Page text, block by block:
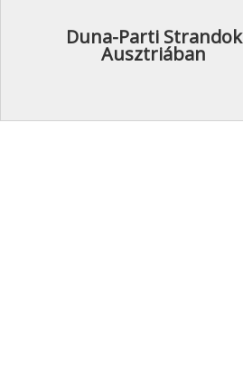
Duna-Parti Strandok
Ausztriában